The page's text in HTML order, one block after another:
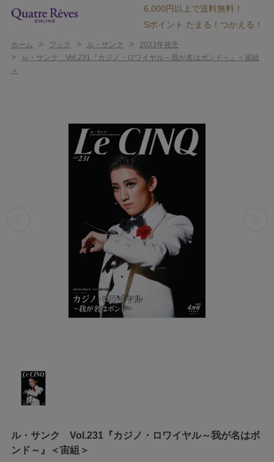
6,000円以上で送料無料！
Sポイント たまる！つかえる！
ホーム > ブック > ル・サンク > 2023年発売
>
ル・サンク Vol.231『カジノ・ロワイヤル～我が名はボンド～』＜宙組
＞
ル・サンク Vol.231『カジノ・ロワイヤル～我が名はボ
ンド～』＜宙組＞